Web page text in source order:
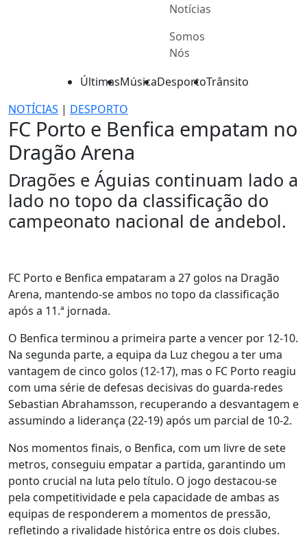
Notícias
Somos
Nós
ÚltimasMúsicaDesportoTrânsito
NOTÍCIAS | DESPORTO
FC Porto e Benfica empatam no
Dragão Arena
Dragões e Águias continuam lado a
lado no topo da classificação do
campeonato nacional de andebol.
FC Porto e Benfica empataram a 27 golos na Dragão
Arena, mantendo-se ambos no topo da classificação
após a 11.ª jornada.
O Benfica terminou a primeira parte a vencer por 12-10.
Na segunda parte, a equipa da Luz chegou a ter uma
vantagem de cinco golos (12-17), mas o FC Porto reagiu
com uma série de defesas decisivas do guarda-redes
Sebastian Abrahamsson, recuperando a desvantagem e
assumindo a liderança (22-19) após um parcial de 10-2.
Nos momentos finais, o Benfica, com um livre de sete
metros, conseguiu empatar a partida, garantindo um
ponto crucial na luta pelo título. O jogo destacou-se
pela competitividade e pela capacidade de ambas as
equipas de responderem a momentos de pressão,
refletindo a rivalidade histórica entre os dois clubes.